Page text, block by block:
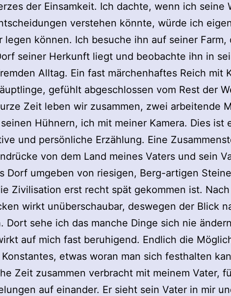
der Einsamkeit. Ich dachte, wenn ich seine
verstehen könnte, würde ich
legen können. Ich besuche ihn auf seiner Farm,
seiner Herkunft liegt und beobachte ihn in
Alltag. Ein fast märchenhaftes Reich mit
gefühlt abgeschlossen vom Rest der
Zeit leben wir zusammen, zwei arbeitende
Hühnern, ich mit meiner Kamera. Dies ist
und persönliche Erzählung. Eine
von dem Land meines Vaters und sein
Dorf umgeben von riesigen, Berg-artigen
Zivilisation erst recht spät gekommen ist.
wirkt unüberschaubar, deswegen der Blick
Dort sehe ich das manche Dinge sich nie
auf mich fast beruhigend. Endlich die
etwas woran man sich festhalten
Zeit zusammen verbracht mit meinem Vater,
auf einander. Er sieht sein Vater in mir